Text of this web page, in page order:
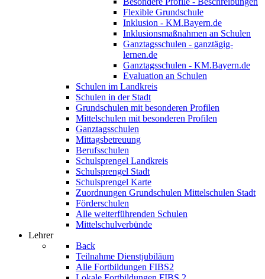
Flexible Grundschule
Inklusion - KM.Bayern.de
Inklusionsmaßnahmen an Schulen
Ganztagsschulen - ganztägig-
lernen.de
Ganztagsschulen - KM.Bayern.de
Evaluation an Schulen
Schulen im Landkreis
Schulen in der Stadt
Grundschulen mit besonderen Profilen
Mittelschulen mit besonderen Profilen
Ganztagsschulen
Mittagsbetreuung
Berufsschulen
Schulsprengel Landkreis
Schulsprengel Stadt
Schulsprengel Karte
Zuordnungen Grundschulen Mittelschulen Stadt
Förderschulen
Alle weiterführenden Schulen
Mittelschulverbünde
Lehrer
Back
Teilnahme Dienstjubiläum
Alle Fortbildungen FIBS2